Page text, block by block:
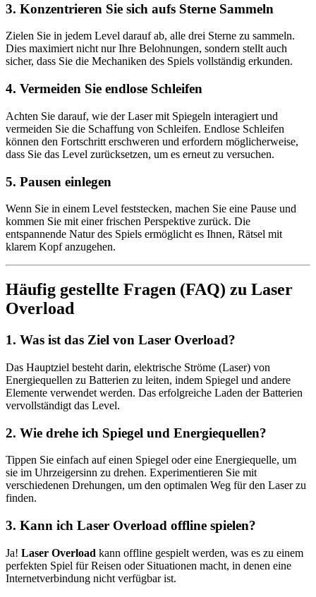
3. Konzentrieren Sie sich aufs Sterne Sammeln
Zielen Sie in jedem Level darauf ab, alle drei Sterne zu sammeln.
Dies maximiert nicht nur Ihre Belohnungen, sondern stellt auch
sicher, dass Sie die Mechaniken des Spiels vollständig erkunden.
4. Vermeiden Sie endlose Schleifen
Achten Sie darauf, wie der Laser mit Spiegeln interagiert und
vermeiden Sie die Schaffung von Schleifen. Endlose Schleifen
können den Fortschritt erschweren und erfordern möglicherweise,
dass Sie das Level zurücksetzen, um es erneut zu versuchen.
5. Pausen einlegen
Wenn Sie in einem Level feststecken, machen Sie eine Pause und
kommen Sie mit einer frischen Perspektive zurück. Die
entspannende Natur des Spiels ermöglicht es Ihnen, Rätsel mit
klarem Kopf anzugehen.
Häufig gestellte Fragen (FAQ) zu Laser
Overload
1. Was ist das Ziel von Laser Overload?
Das Hauptziel besteht darin, elektrische Ströme (Laser) von
Energiequellen zu Batterien zu leiten, indem Spiegel und andere
Elemente verwendet werden. Das erfolgreiche Laden der Batterien
vervollständigt das Level.
2. Wie drehe ich Spiegel und Energiequellen?
Tippen Sie einfach auf einen Spiegel oder eine Energiequelle, um
sie im Uhrzeigersinn zu drehen. Experimentieren Sie mit
verschiedenen Drehungen, um den optimalen Weg für den Laser zu
finden.
3. Kann ich Laser Overload offline spielen?
Ja! Laser Overload kann offline gespielt werden, was es zu einem
perfekten Spiel für Reisen oder Situationen macht, in denen eine
Internetverbindung nicht verfügbar ist.